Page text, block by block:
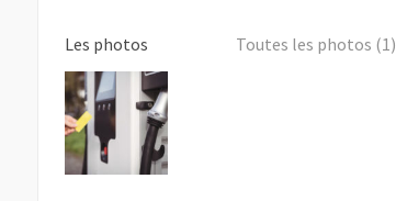
Les photos Toutes les photos (1)